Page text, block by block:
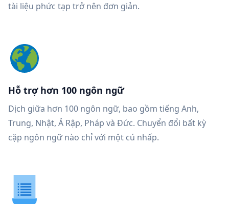
tài liệu phức tạp trở nên đơn giản.
Hỗ trợ hơn 100 ngôn ngữ
Dịch giữa hơn 100 ngôn ngữ, bao gồm tiếng Anh,
Trung, Nhật, Ả Rập, Pháp và Đức. Chuyển đổi bất kỳ
cặp ngôn ngữ nào chỉ với một cú nhấp.